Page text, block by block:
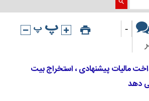
-
مالیات پیشنهادی ، استخراج بیت
دهد